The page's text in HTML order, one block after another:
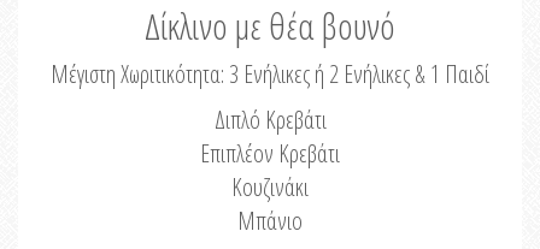
Δίκλινο με θέα βουνό
Μέγιστη Χωριτικότητα: 3 Ενήλικες ή 2 Ενήλικες & 1 Παιδί
Διπλό Κρεβάτι
Επιπλέον Κρεβάτι
Κουζινάκι
Μπάνιο